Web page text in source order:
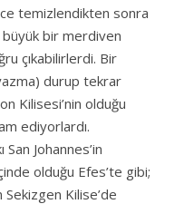
temizlendikten sonra
bir merdiven
çıkabilirlerdi. Bir
durup tekrar
Kilisesi’nin olduğu
ediyorlardı.
San Johannes’in
olduğu Efes’te gibi;
Sekizgen Kilise’de